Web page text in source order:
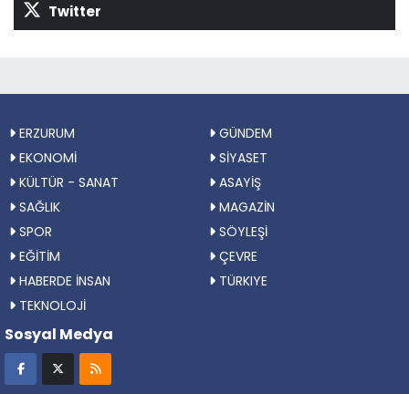
Twitter
ERZURUM
GÜNDEM
EKONOMİ
SİYASET
KÜLTÜR - SANAT
ASAYİŞ
SAĞLIK
MAGAZİN
SPOR
SÖYLEŞİ
EĞİTİM
ÇEVRE
HABERDE İNSAN
TÜRKIYE
TEKNOLOJİ
Sosyal Medya